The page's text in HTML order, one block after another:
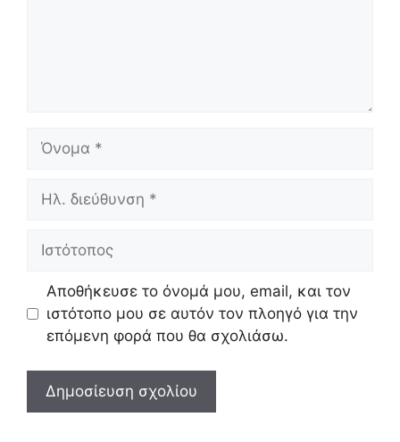
Όνομα
Ηλ.
Ιστότοπος
Αποθήκευσε το όνομά μου, email, και τον
ιστότοπο μου σε αυτόν τον πλοηγό για την
επόμενη φορά που θα σχολιάσω.